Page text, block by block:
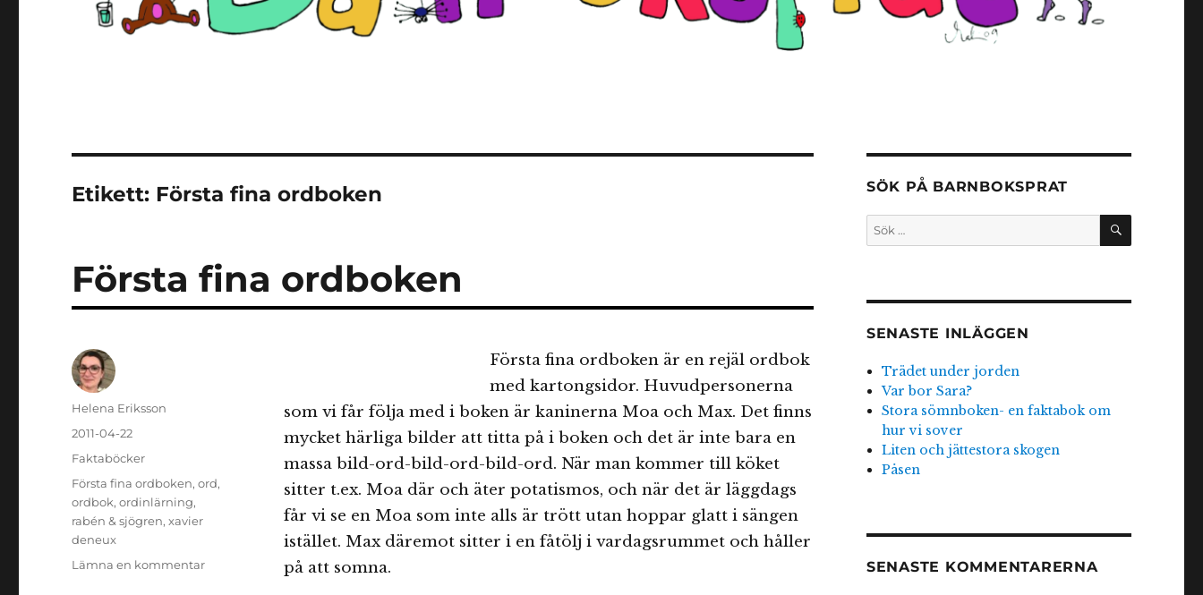
Etikett: Första fina ordboken
Första fina ordboken
Första fina ordboken är en rejäl ordbok
med kartongsidor. Huvudpersonerna
som vi får följa med i boken är kaninerna Moa och Max. Det finns
mycket härliga bilder att titta på i boken och det är inte bara en
massa bild-ord-bild-ord-bild-ord. När man kommer till köket
sitter t.ex. Moa där och äter potatismos, och när det är läggdags
får vi se en Moa som inte alls är trött utan hoppar glatt i sängen
istället. Max däremot sitter i en fåtölj i vardagsrummet och håller
på att somna.
Författare
Helena Eriksson
Publicerat
den
2011-04-22
Kategorier
Faktaböcker
Etiketter
Första fina ordboken,ord,
ordbok,ordinlärning,
rabén & sjögren,xavier
deneux
Lämna en kommentartill
SÖK PÅ BARNBOKSPRAT
Sök
efter:
SÖK
SENASTE INLÄGGEN
Trädet under jorden
Var bor Sara?
Stora sömnboken- en faktabok om
hur vi sover
Liten och jättestora skogen
Påsen
SENASTE KOMMENTARERNA